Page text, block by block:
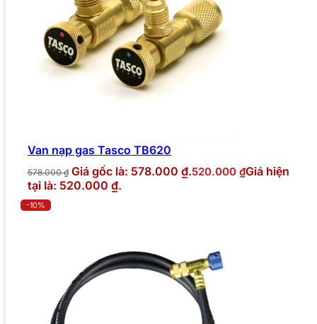
Van nạp gas Tasco TB620
578.000₫ Giá gốc là: 578.000 ₫.520.000 ₫Giá hiện
tại là: 520.000 ₫.
-10%